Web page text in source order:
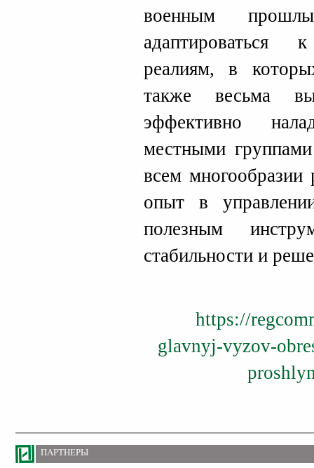
военным
реалиям, в
также весьма
эффективно
местными
всем многообразии
опыт в
полезным
стабильности и
https://
glavnyj-vyzov-
ПАРТНЕРЫ